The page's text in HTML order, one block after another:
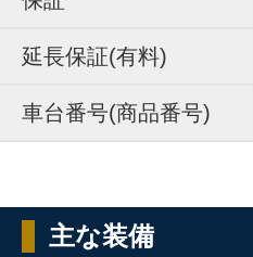
延長保証(有料)
車台番号(商品番号)
主な装備